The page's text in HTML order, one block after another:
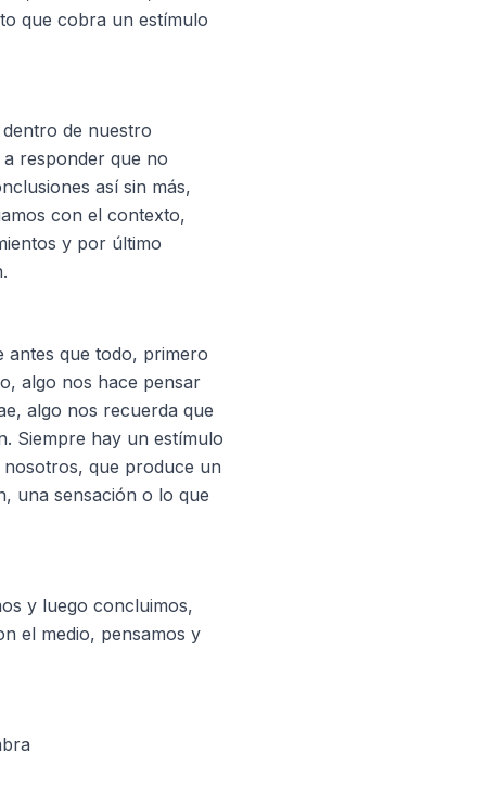
que cobra un estímulo
de nuestro
responder que no
así sin más,
con el contexto,
y por último
antes que todo, primero
algo nos hace pensar
algo nos recuerda que
Siempre hay un estímulo
que produce un
una sensación o lo que
y luego concluimos,
el medio, pensamos y